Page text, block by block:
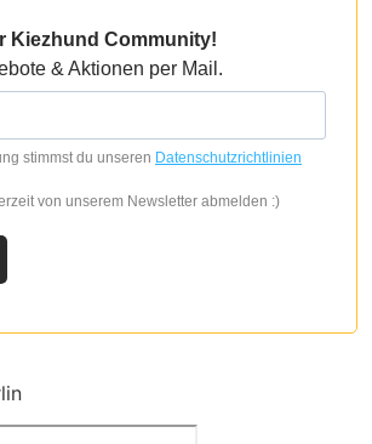
können
auf
der
gewählt
Kiezhund Community!
& Aktionen per Mail.
stimmst du unseren Datenschutzrichtlinien
von unserem Newsletter abmelden :)